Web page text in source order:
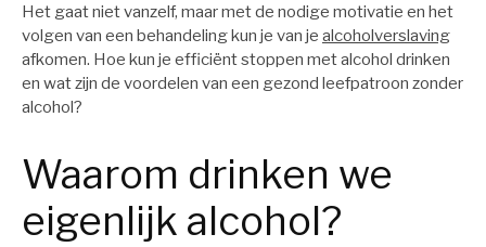
Het gaat niet vanzelf, maar met de nodige motivatie en het
volgen van een behandeling kun je van je alcoholverslaving
afkomen. Hoe kun je efficiënt stoppen met alcohol drinken
en wat zijn de voordelen van een gezond leefpatroon zonder
alcohol?
Waarom drinken we
eigenlijk alcohol?